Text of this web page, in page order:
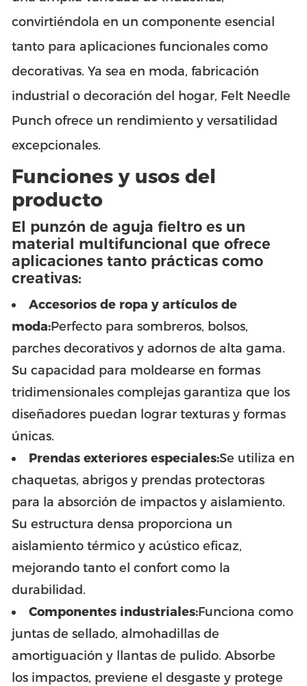
convirtiéndola en un componente esencial
tanto para aplicaciones funcionales como
decorativas. Ya sea en moda, fabricación
industrial o decoración del hogar, Felt Needle
Punch ofrece un rendimiento y versatilidad
excepcionales.
Funciones y usos del
producto
El punzón de aguja fieltro es un
material multifuncional que ofrece
aplicaciones tanto prácticas como
creativas:
Accesorios de ropa y artículos de
moda:Perfecto para sombreros, bolsos,
parches decorativos y adornos de alta gama.
Su capacidad para moldearse en formas
tridimensionales complejas garantiza que los
diseñadores puedan lograr texturas y formas
únicas.
Prendas exteriores especiales:Se utiliza en
chaquetas, abrigos y prendas protectoras
para la absorción de impactos y aislamiento.
Su estructura densa proporciona un
aislamiento térmico y acústico eficaz,
mejorando tanto el confort como la
durabilidad.
Componentes industriales:Funciona como
juntas de sellado, almohadillas de
amortiguación y llantas de pulido. Absorbe
los impactos, previene el desgaste y protege